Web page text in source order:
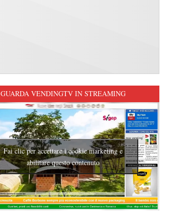
GUARDA VENDINGTV IN STREAMING
Fai clic per accettare i cookie marketing e
abilitare questo contenuto